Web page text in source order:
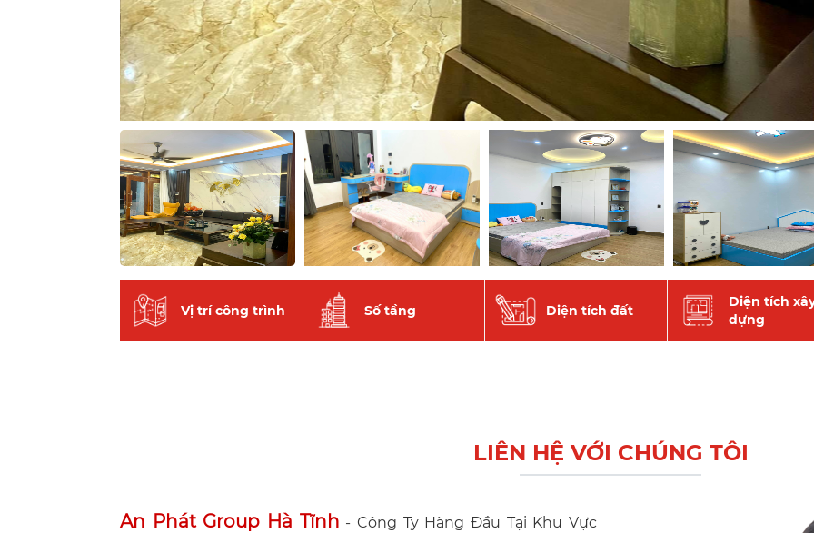
Vị trí công trình Số tầng Diện tích đất
Diện tích
dựng
LIÊN HỆ VỚI CHÚNG TÔI
An Phát Group Hà Tĩnh - Công Ty Hàng Đầu Tại Khu Vực